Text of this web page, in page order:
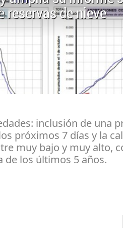
reservas de nieve
inclusión de una
próximos 7 días y la
muy bajo y muy alto,
de los últimos 5 años.